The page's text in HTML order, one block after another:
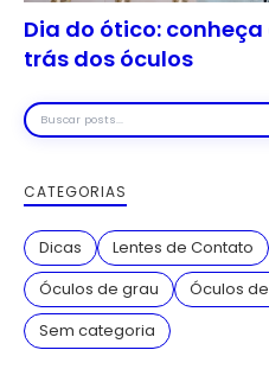
Dia do ótico:
trás dos óculos
Buscar
posts
CATEGORIAS
Dicas Lentes de Contato
Óculos de grau
Óculos
Sem categoria